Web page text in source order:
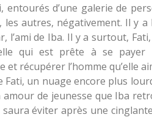
d’une galerie de
autres, négativement. Il y a
l’ami de Iba. Il y a surtout,
qui est prête à se payer
récupérer l’homme qu’elle
un nuage encore plus
de jeunesse que Iba
éviter après une